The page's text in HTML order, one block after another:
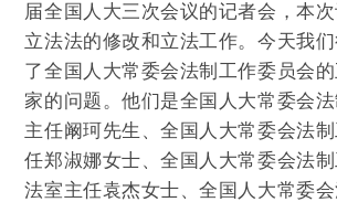
届全国人大三次会议的记者会，本
立法法的修改和立法工作。今天我
了全国人大常委会法制工作委员会
家的问题。他们是全国人大常委会
主任阚珂先生、全国人大常委会法
任郑淑娜女士、全国人大常委会法
法室主任袁杰女士、全国人大常委